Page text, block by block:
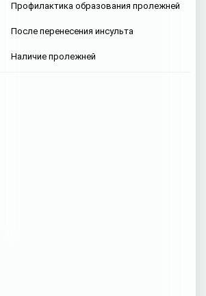
Профилактика образования пролежней
После перенесения инсульта
Наличие пролежней